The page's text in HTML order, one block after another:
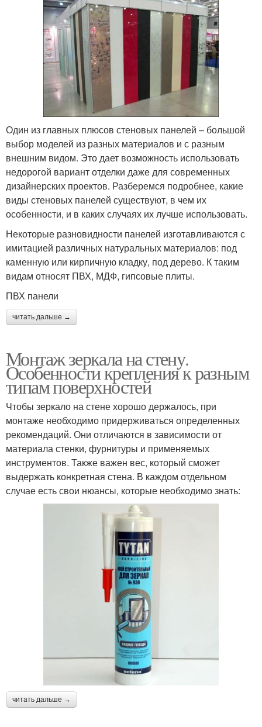
Один из главных плюсов стеновых панелей – большой
выбор моделей из разных материалов и с разным
внешним видом. Это дает возможность использовать
недорогой вариант отделки даже для современных
дизайнерских проектов. Разберемся подробнее, какие
виды стеновых панелей существуют, в чем их
особенности, и в каких случаях их лучше использовать.
Некоторые разновидности панелей изготавливаются с
имитацией различных натуральных материалов: под
каменную или кирпичную кладку, под дерево. К таким
видам относят ПВХ, МДФ, гипсовые плиты.
ПВХ панели
читать дальше →
Монтаж зеркала на стену.
Особенности крепления к разным
типам поверхностей
Чтобы зеркало на стене хорошо держалось, при
монтаже необходимо придерживаться определенных
рекомендаций. Они отличаются в зависимости от
материала стенки, фурнитуры и применяемых
инструментов. Также важен вес, который сможет
выдержать конкретная стена. В каждом отдельном
случае есть свои нюансы, которые необходимо знать:
читать дальше →